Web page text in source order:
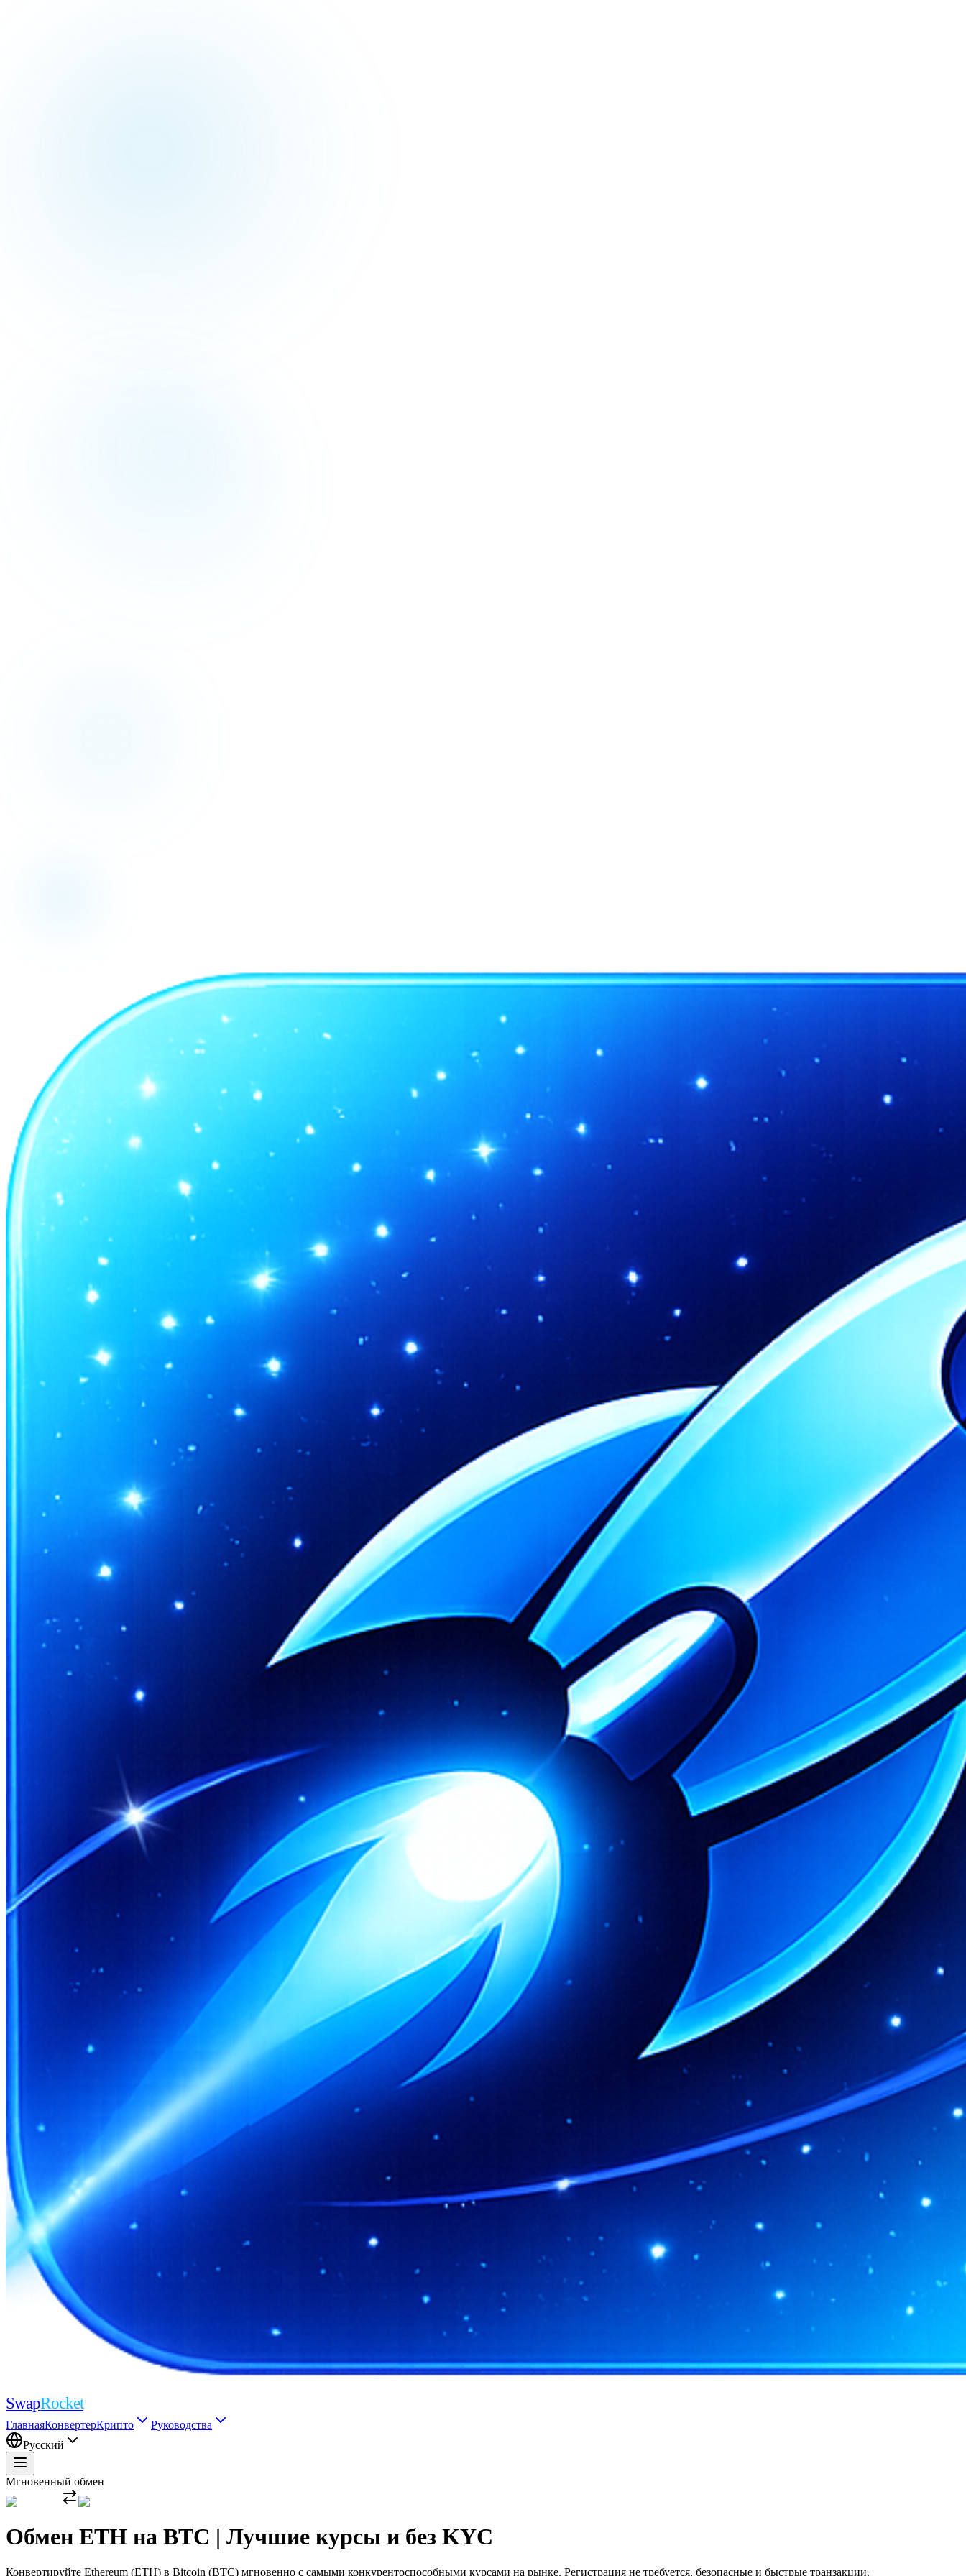
SwapRocket
ГлавнаяКонвертерКрипто
Руководства
Русский
Мгновенный обмен
Обмен ETH на BTC | Лучшие курсы и без KYC
Конвертируйте Ethereum (ETH) в Bitcoin (BTC) мгновенно с самыми конкурентоспособными курсами на рынке. Регистрация не требуется, безопасные и быстрые транзакции.